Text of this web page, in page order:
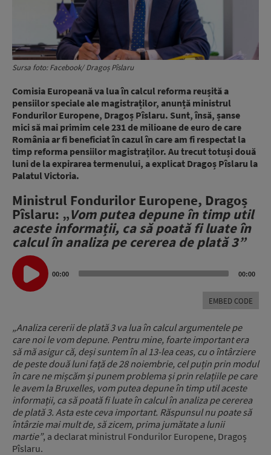
Sursa foto: Facebook/ Dragoș Pîslaru
Comisia Europeană va lua în calcul reforma reușită a
pensiilor speciale ale magistraților, anunță ministrul
Fondurilor Europene, Dragoș Pîslaru. Sunt, însă, șanse
mici să mai primim cele 231 de milioane de euro de care
România ar fi beneficiat în cazul în care am fi respectat la
timp reforma pensiilor magistraților. Au trecut totuși două
luni de la expirarea termenului, a explicat Dragoș Pîslaru la
Palatul Victoria.
Ministrul Fondurilor Europene, Dragoș
Pîslaru: „Vom putea depune în timp util
aceste informații, ca să poată fi luate în
calcul în analiza pe cererea de plată 3”
Audio
Player
00:00 00:00
EMBED CODE
„Analiza cererii de plată 3 va lua în calcul argumentele pe
care noi le vom depune. Pentru mine, foarte important era
să mă asigur că, deși suntem în al 13-lea ceas, cu o întârziere
de peste două luni față de 28 noiembrie, cel puțin prin modul
în care ne mișcăm și punem problema și prin relațiile pe care
le avem la Bruxelles, vom putea depune în timp util aceste
informații, ca să poată fi luate în calcul în analiza pe cererea
de plată 3. Asta este ceva important. Răspunsul nu poate să
întârzie mai mult de, să zicem, prima jumătate a lunii
martie”, a declarat ministrul Fondurilor Europene, Dragoș
Pîslaru.